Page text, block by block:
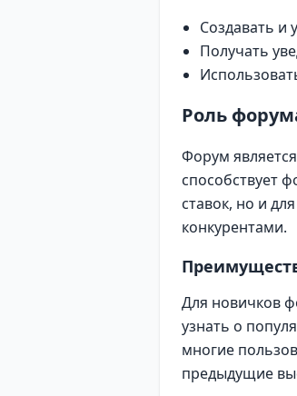
Создавать и
Получать
Роль
Форум
способствует
ставок, но и
конкурентами.
Для новичков
узнать о
многие
предыдущие